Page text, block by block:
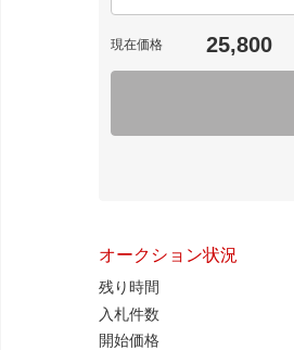
現在価格 25,800
オークション状況
残り時間
入札件数
開始価格